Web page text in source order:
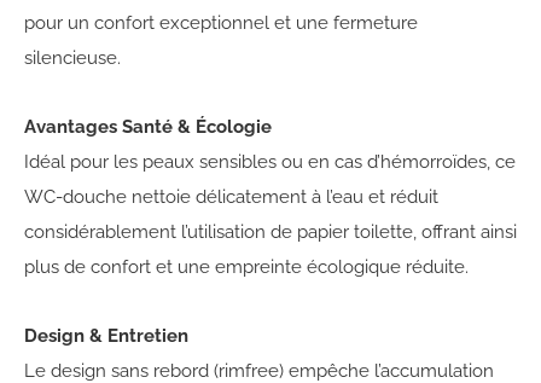
pour un confort exceptionnel et une fermeture
silencieuse.
Avantages Santé & Écologie
Idéal pour les peaux sensibles ou en cas d’hémorroïdes, ce
WC-douche nettoie délicatement à l’eau et réduit
considérablement l’utilisation de papier toilette, offrant ainsi
plus de confort et une empreinte écologique réduite.
Design & Entretien
Le design sans rebord (rimfree) empêche l’accumulation